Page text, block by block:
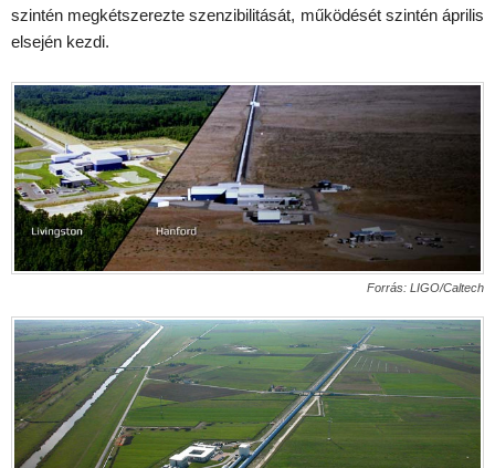
szintén megkétszerezte szenzibilitását, működését szintén április
elsején kezdi.
Forrás: LIGO/Caltech